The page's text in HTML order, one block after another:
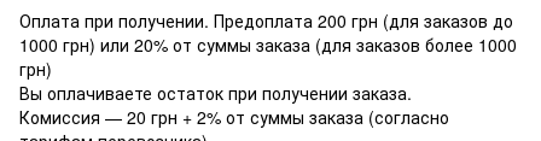
Оплата при получении. Предоплата 200 грн (для заказов до
1000 грн) или 20% от суммы заказа (для заказов более 1000
грн)
Вы оплачиваете остаток при получении заказа.
Комиссия — 20 грн + 2% от суммы заказа (согласно